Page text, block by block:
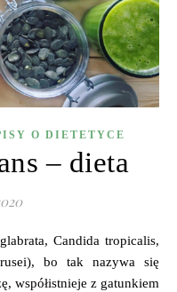
O DIETETYCE
– dieta
bo tak nazywa się
współistnieje z gatunkiem